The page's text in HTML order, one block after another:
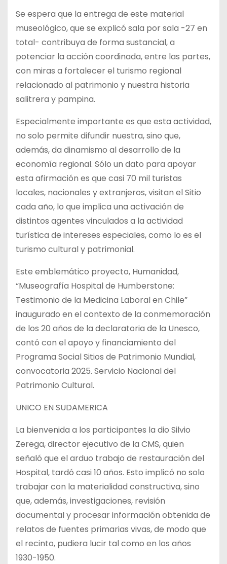
Se espera que la entrega de este material
museológico, que se explicó sala por sala -27 en
total- contribuya de forma sustancial, a
potenciar la acción coordinada, entre las partes,
con miras a fortalecer el turismo regional
relacionado al patrimonio y nuestra historia
salitrera y pampina.
Especialmente importante es que esta actividad,
no solo permite difundir nuestra, sino que,
además, da dinamismo al desarrollo de la
economía regional. Sólo un dato para apoyar
esta afirmación es que casi 70 mil turistas
locales, nacionales y extranjeros, visitan el Sitio
cada año, lo que implica una activación de
distintos agentes vinculados a la actividad
turística de intereses especiales, como lo es el
turismo cultural y patrimonial.
Este emblemático proyecto, Humanidad,
“Museografía Hospital de Humberstone:
Testimonio de la Medicina Laboral en Chile”
inaugurado en el contexto de la conmemoración
de los 20 años de la declaratoria de la Unesco,
contó con el apoyo y financiamiento del
Programa Social Sitios de Patrimonio Mundial,
convocatoria 2025. Servicio Nacional del
Patrimonio Cultural.
UNICO EN SUDAMERICA
La bienvenida a los participantes la dio Silvio
Zerega, director ejecutivo de la CMS, quien
señaló que el arduo trabajo de restauración del
Hospital, tardó casi 10 años. Esto implicó no solo
trabajar con la materialidad constructiva, sino
que, además, investigaciones, revisión
documental y procesar información obtenida de
relatos de fuentes primarias vivas, de modo que
el recinto, pudiera lucir tal como en los años
1930-1950.